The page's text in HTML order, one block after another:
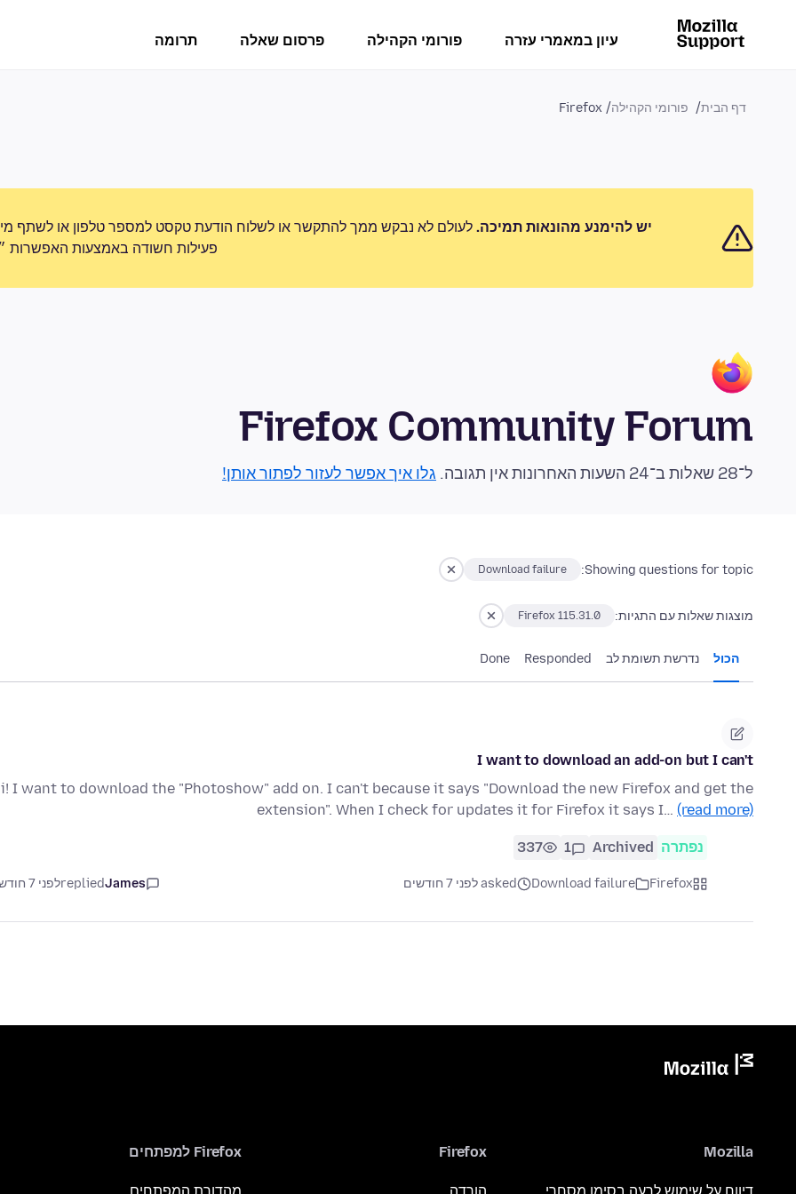
עיון במאמרי עזרה פורומי הקהילה פרסום שאלה תרומה
דף הבית פורומי הקהילה Firefox
יש להימנע מהונאות תמיכה. לעולם לא נבקש ממך להתקשר או לשלוח הודעת טקסט למספר טלפון או לשתף
פעילות חשודה באמצעות האפשרות
Firefox Community Forum
ל־28 שאלות ב־24 השעות האחרונות אין תגובה. גלו איך אפשר לעזור לפתור אותן!
Showing questions for topic:
Download failure
מוצגות שאלות עם התגיות: Firefox 115.31.0
הכול נדרשת תשומת לב Responded
Done
I want to download an add-on but I can't
I want to download the "Photoshow" add on. I can't because it says "Download the new Firefox and get the
extension". When I check for updates it for Firefox it says I… (read more)
נפתרה Archived
1
337
Firefox
Download failure asked לפני 7 חודשים James
repliedלפני 7 חודשים
Mozilla
Firefox Firefox למפתחים